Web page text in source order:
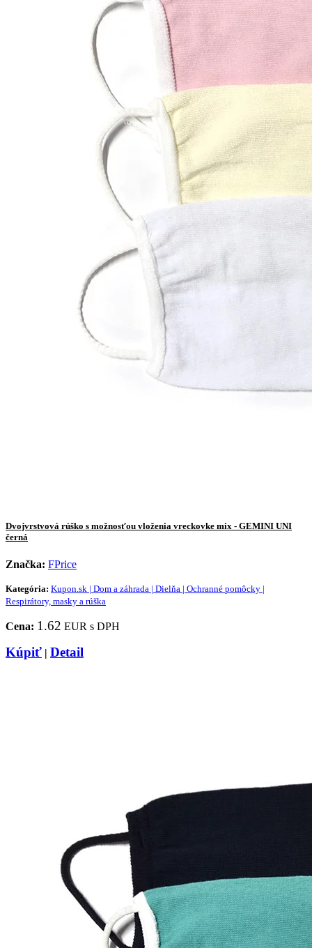
Dvojvrstvová rúško s možnosťou vloženia vreckovke mix - GEMINI UNI
černá
Značka: FPrice
Kategória: Kupon.sk | Dom a záhrada | Dielňa | Ochranné pomôcky |
Respirátory, masky a rúška
Cena: 1.62 EUR s DPH
Kúpiť | Detail